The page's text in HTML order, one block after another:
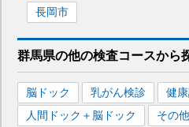
長岡市
群馬県の他の検査コースから
脳ドック 乳がん検診 健
人間ドック＋脳ドック
その